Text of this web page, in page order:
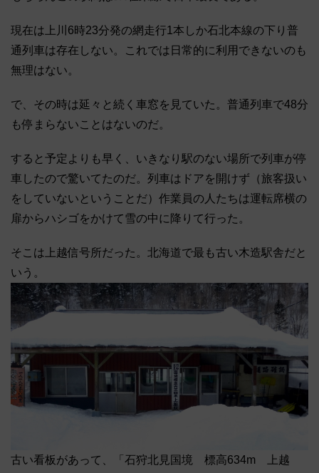
現在は上川6時23分発の網走行1本しか石北本線の下り普
通列車は存在しない。これでは日常的に利用できないのも
無理はない。
で、その時は延々と続く車窓を見ていた。普通列車で48分
も停まらないことはないのだ。
すると予定よりも早く、いきなり駅のない場所で列車が停
車したので驚いてたのだ。列車はドアを開けず（旅客扱い
をしていないということだ）作業員の人たちは運転席横の
扉からハシゴをかけて雪の中に降りて行った。
そこは上越信号所だった。北海道で最も古い木造駅舎だと
いう。
古い看板があって、「石狩北見国境 標高634m 上越